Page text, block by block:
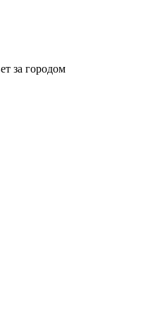
за городом